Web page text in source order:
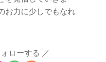
お力に少しでもなれ
ローする